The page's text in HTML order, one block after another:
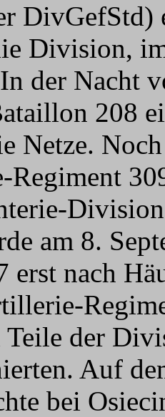
DivGefStd)
Division,
der Nacht
208
Netze.
Regiment
am 8.
erst nach
der
Auf
bei